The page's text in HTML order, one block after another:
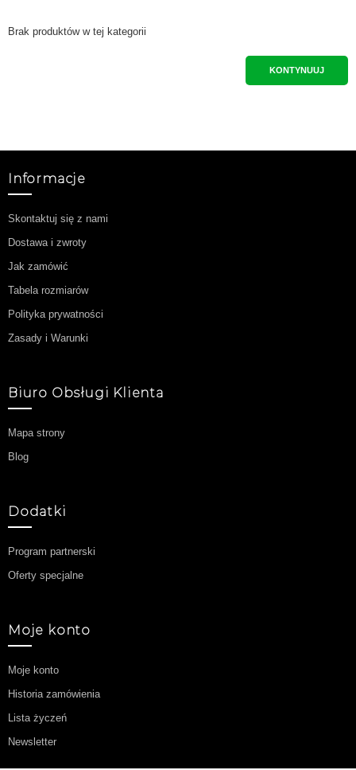
Brak produktów w tej kategorii
KONTYNUUJ
Informacje
Skontaktuj się z nami
Dostawa i zwroty
Jak zamówić
Tabela rozmiarów
Polityka prywatności
Zasady i Warunki
Biuro Obsługi Klienta
Mapa strony
Blog
Dodatki
Program partnerski
Oferty specjalne
Moje konto
Moje konto
Historia zamówienia
Lista życzeń
Newsletter